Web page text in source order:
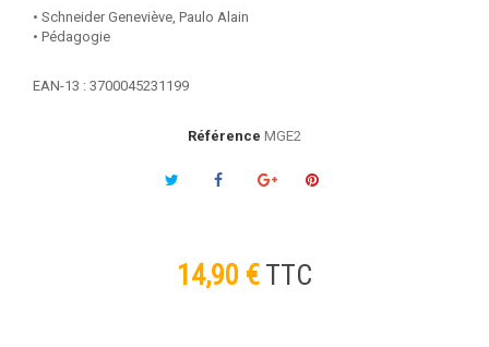
• Schneider Geneviève, Paulo Alain
• Pédagogie
EAN-13 : 3700045231199
Référence MGE2
14,90 € TTC